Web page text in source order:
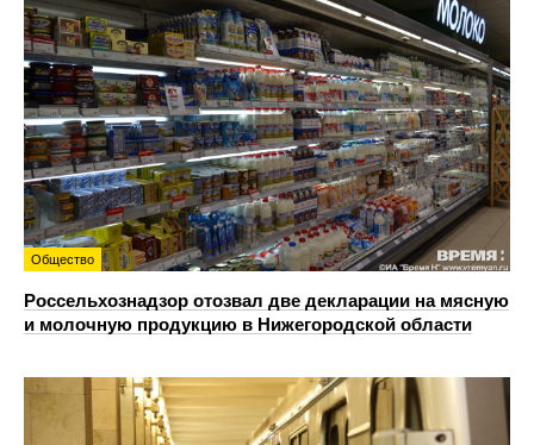
Общество
Россельхознадзор отозвал две декларации на мясную
и молочную продукцию в Нижегородской области